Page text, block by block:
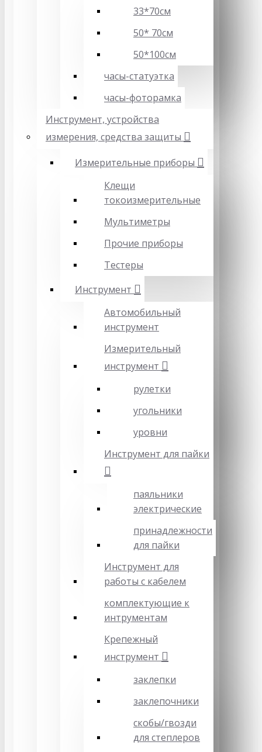
33*70см
50* 70см
50*100см
часы-статуэтка
часы-фоторамка
Инструмент, устройства
измерения, средства защиты
Измерительные приборы
Клещи
токоизмерительные
Мультиметры
Прочие приборы
Тестеры
Инструмент
Автомобильный
инструмент
Измерительный
инструмент
рулетки
угольники
уровни
Инструмент для пайки
паяльники
электрические
принадлежности
для пайки
Инструмент для
работы с кабелем
комплектующие к
интрументам
Крепежный
инструмент
заклепки
заклепочники
скобы/гвозди
для степлеров